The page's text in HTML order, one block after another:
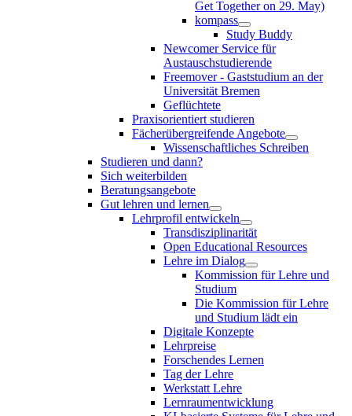
Get Together on 29. May)
kompass
Study Buddy
Newcomer Service für
Austauschstudierende
Freemover - Gaststudium an der
Universität Bremen
Geflüchtete
Praxisorientiert studieren
Fächerübergreifende Angebote
Wissenschaftliches Schreiben
Studieren und dann?
Sich weiterbilden
Beratungsangebote
Gut lehren und lernen
Lehrprofil entwickeln
Transdisziplinarität
Open Educational Resources
Lehre im Dialog
Kommission für Lehre und
Studium
Die Kommission für Lehre
und Studium lädt ein
Digitale Konzepte
Lehrpreise
Forschendes Lernen
Tag der Lehre
Werkstatt Lehre
Lernraumentwicklung